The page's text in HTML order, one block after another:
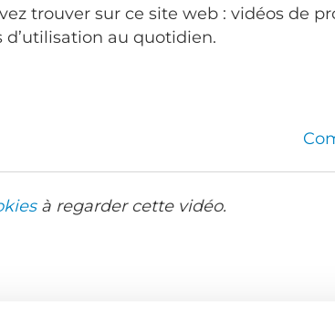
trouver sur ce site web : vidéos de
au quotidien.
à regarder cette vidéo.